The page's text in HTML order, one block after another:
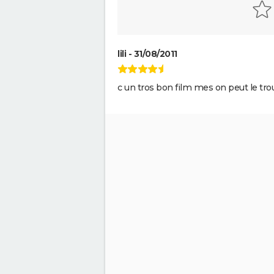
mois pour cette scène qui ne
pourtant que quelques
"déçu", les nominations aux
ont provoqué un tollé
Kaamelott, premier volet :
sort la suite du film au cinéma
lili - 31/08/2011
c un tros bon film mes on peut le